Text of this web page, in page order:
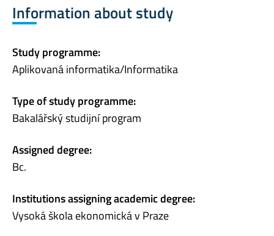
Information about study
Study programme:
Aplikovaná informatika/Informatika
Type of study programme:
Bakalářský studijní program
Assigned degree:
Bc.
Institutions assigning academic degree:
Vysoká škola ekonomická v Praze